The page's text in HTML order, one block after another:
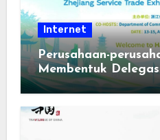
Internet
Perusahaan-
Membentuk
Berpartisipasi dalam
Internasional
Perlindungan